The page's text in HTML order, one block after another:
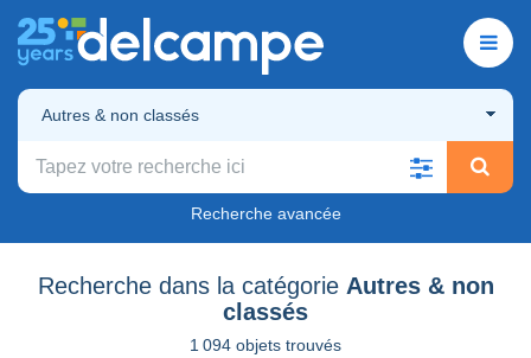
Autres & non classés
Recherche avancée
Recherche dans la catégorie Autres & non
classés
1 094 objets trouvés